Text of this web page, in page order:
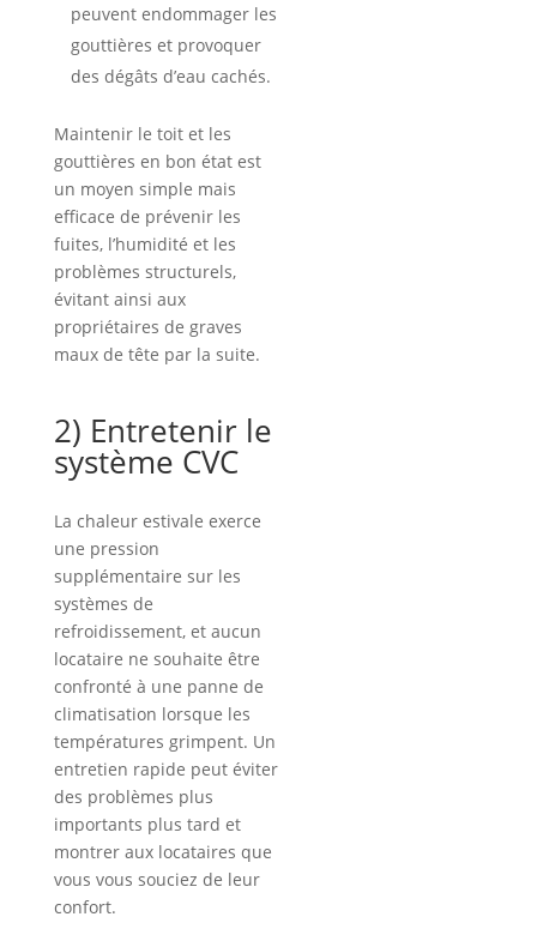
peuvent endommager les
gouttières et provoquer
des dégâts d’eau cachés.
Maintenir le toit et les
gouttières en bon état est
un moyen simple mais
efficace de prévenir les
fuites, l’humidité et les
problèmes structurels,
évitant ainsi aux
propriétaires de graves
maux de tête par la suite.
2) Entretenir le
système CVC
La chaleur estivale exerce
une pression
supplémentaire sur les
systèmes de
refroidissement, et aucun
locataire ne souhaite être
confronté à une panne de
climatisation lorsque les
températures grimpent. Un
entretien rapide peut éviter
des problèmes plus
importants plus tard et
montrer aux locataires que
vous vous souciez de leur
confort.